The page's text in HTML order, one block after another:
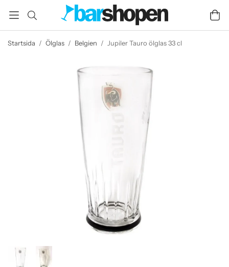
Startsida / Ölglas / Belgien / Jupiler Tauro ölglas 33 cl